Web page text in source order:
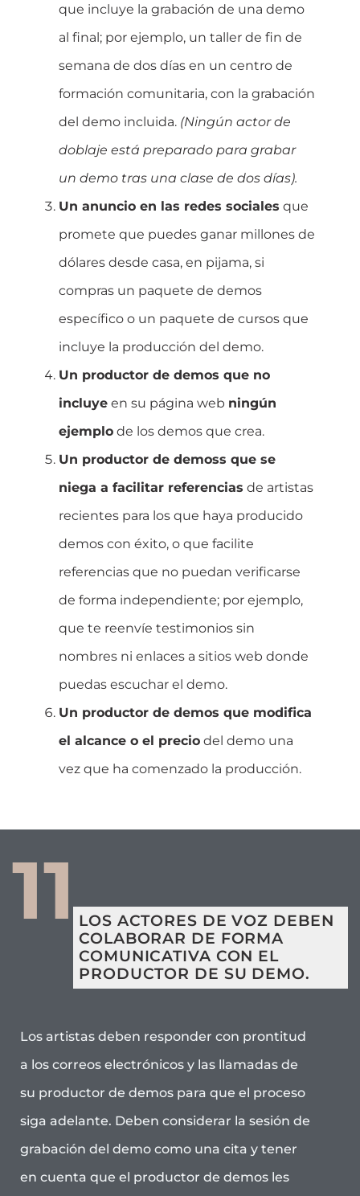
que incluye la grabación de una demo
al final; por ejemplo, un taller de fin de
semana de dos días en un centro de
formación comunitaria, con la grabación
del demo incluida. (Ningún actor de
doblaje está preparado para grabar
un demo tras una clase de dos días).
Un anuncio en las redes sociales que
promete que puedes ganar millones de
dólares desde casa, en pijama, si
compras un paquete de demos
específico o un paquete de cursos que
incluye la producción del demo.
Un productor de demos que no
incluye en su página web ningún
ejemplo de los demos que crea.
Un productor de demoss que se
niega a facilitar referencias de artistas
recientes para los que haya producido
demos con éxito, o que facilite
referencias que no puedan verificarse
de forma independiente; por ejemplo,
que te reenvíe testimonios sin
nombres ni enlaces a sitios web donde
puedas escuchar el demo.
Un productor de demos que modifica
el alcance o el precio del demo una
vez que ha comenzado la producción.
11 LOS ACTORES DE VOZ DEBEN
COLABORAR DE FORMA
COMUNICATIVA CON EL
PRODUCTOR DE SU DEMO.
Los artistas deben responder con prontitud
a los correos electrónicos y las llamadas de
su productor de demos para que el proceso
siga adelante. Deben considerar la sesión de
grabación del demo como una cita y tener
en cuenta que el productor de demos les